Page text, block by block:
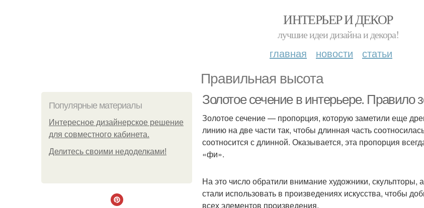
ИНТЕРЬЕР И ДЕКОР
лучшие идеи дизайна и декора!
главная новости статьи
Правильная высота
Популярные материалы
Интересное дизайнерское решение
для совместного кабинета.
Делитесь своими недоделками!
Золотое сечение в интерьере. Правило
Золотое сечение — пропорция, которую заметили еще
линию на две части так, чтобы длинная часть
соотносится с длинной. Оказывается, эта пропорция
«фи».
На это число обратили внимание художники,
стали использовать в произведениях искусства, чтобы
всех элементов произведения.